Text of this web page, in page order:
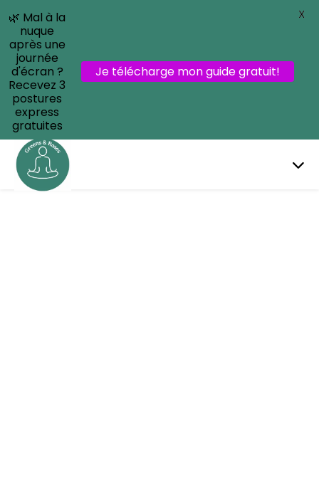
🌿 Mal à la
nuque
après une
journée
d'écran ?
Recevez 3
postures
express
gratuites
Je télécharge mon guide gratuit!
X